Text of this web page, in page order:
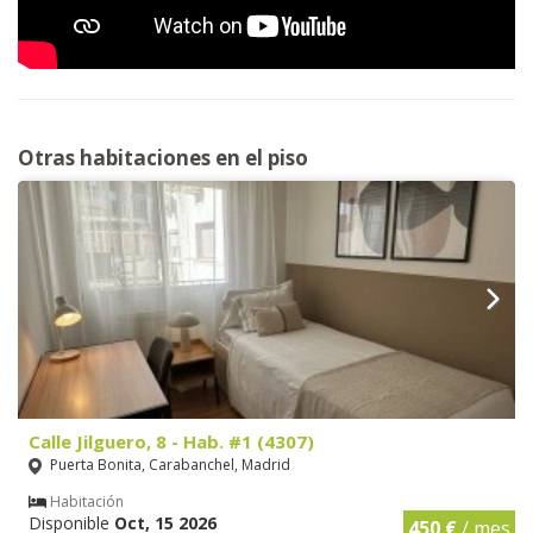
Otras habitaciones en el piso
Calle Jilguero, 8 - Hab. #1 (4307)
Puerta Bonita, Carabanchel, Madrid
Habitación
Disponible Oct, 15 2026